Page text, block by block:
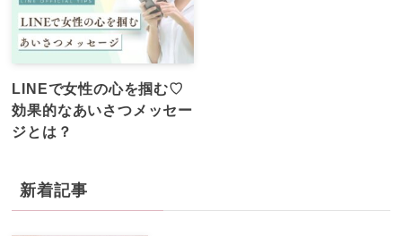
LINEで女性の心を掴む♡
効果的なあいさつメッセー
ジとは？
新着記事